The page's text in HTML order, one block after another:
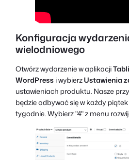
Konfiguracja
wielodniowego
Otwórz wydarzenie w aplikacji
WordPress i wybierzUstawienia
ustawieniach produktu. Nasze
będzie odbywać się w każdy
tygodnie. Wybierz "4" z menu